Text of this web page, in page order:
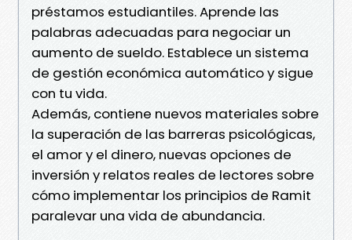
préstamos estudiantiles. Aprende las
palabras adecuadas para negociar un
aumento de sueldo. Establece un sistema
de gestión económica automático y sigue
con tu vida.
Además, contiene nuevos materiales sobre
la superación de las barreras psicológicas,
el amor y el dinero, nuevas opciones de
inversión y relatos reales de lectores sobre
cómo implementar los principios de Ramit
paralevar una vida de abundancia.